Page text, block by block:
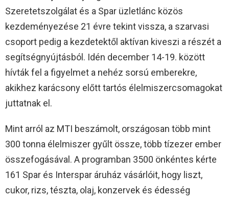
Szeretetszolgálat és a Spar üzletlánc közös
kezdeményezése 21 évre tekint vissza, a szarvasi
csoport pedig a kezdetektől aktívan kiveszi a részét a
segítségnyújtásból. Idén december 14-19. között
hívták fel a figyelmet a nehéz sorsú emberekre,
akikhez karácsony előtt tartós élelmiszercsomagokat
juttatnak el.
Mint arról az MTI beszámolt, országosan több mint
300 tonna élelmiszer gyűlt össze, több tízezer ember
összefogásával. A programban 3500 önkéntes kérte
161 Spar és Interspar áruház vásárlóit, hogy liszt,
cukor, rizs, tészta, olaj, konzervek és édesség